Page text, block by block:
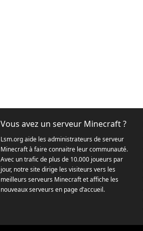
Vous avez un serveur Minecraft ?
Lsm.org aide les administrateurs de serveur
Minecraft à faire connaitre leur communauté.
Avec un trafic de plus de 10.000 joueurs par
jour, notre site dirige les visiteurs vers les
meilleurs serveurs Minecraft et affiche les
nouveaux serveurs en page d’accueil.